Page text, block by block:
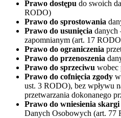
Prawo dostępu do swoich
RODO)
Prawo do sprostowania
Prawo do usunięcia
zapomnianym (art. 17
Prawo do ograniczenia
Prawo do przenoszenia
Prawo do sprzeciwu wobec
Prawo do cofnięcia zgody
ust. 3 RODO), bez wpływu
przetwarzania dokonanego
Prawo do wniesienia skargi
Danych Osobowych (art. 77